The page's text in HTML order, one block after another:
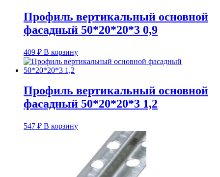
Профиль вертикальный основной
фасадный 50*20*20*3 0,9
409 ₽ В корзину
Профиль вертикальный основной
фасадный 50*20*20*3 1,2
547 ₽ В корзину